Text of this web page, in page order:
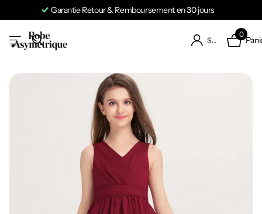
Garantie Retour & Remboursement en 30 jours
S'identifier
0